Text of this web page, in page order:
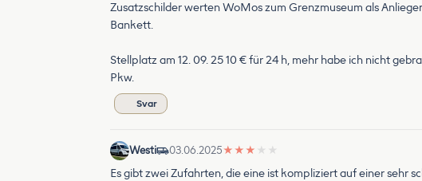
Zusatzschilder werten WoMos zum Grenzmuseum als
Bankett.
Stellplatz am 12. 09. 25 10 € für 24 h, mehr habe ich nicht
Pkw.
Svar
Westi 03.06.2025★ ★ ★ ★ ★
Es gibt zwei Zufahrten, die eine ist kompliziert auf einer sehr